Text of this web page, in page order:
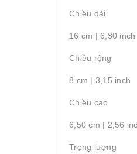
Chiều dài
16 cm | 6,30 inch
Chiều rộng
8 cm | 3,15 inch
Chiều cao
6,50 cm | 2,56
Trọng lượng